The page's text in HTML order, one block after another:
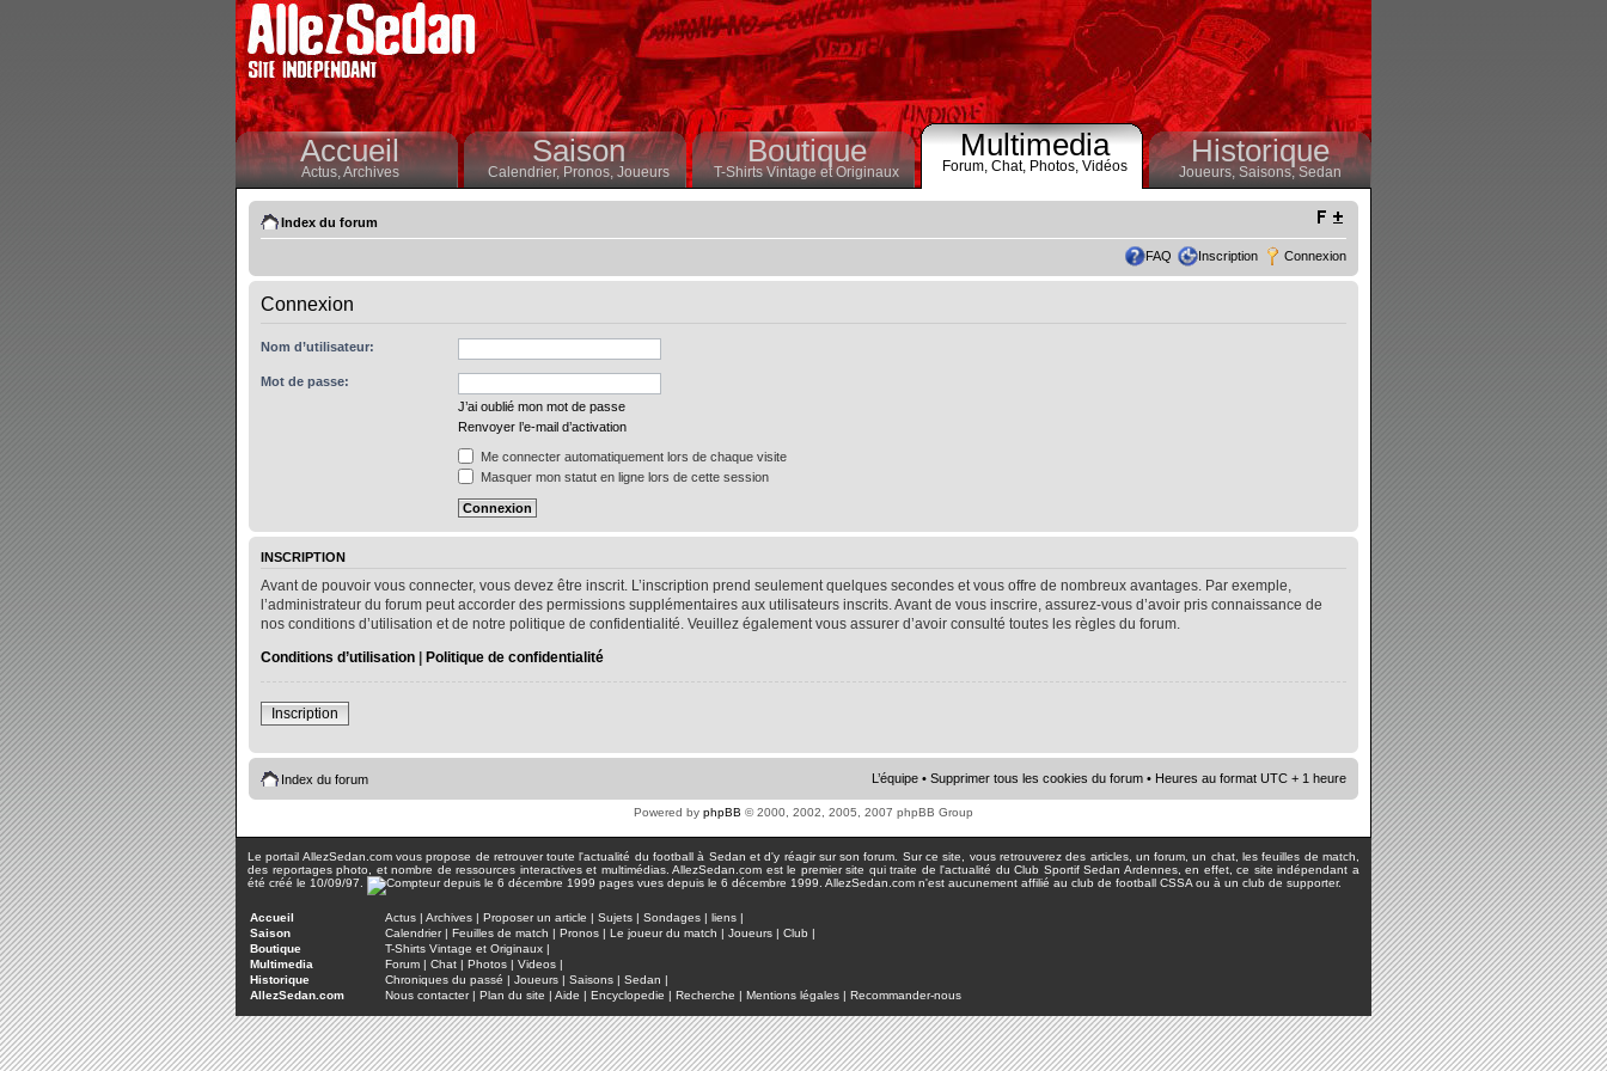
Accueil
Actus,Archives
Saison
Calendrier,Pronos, Joueurs
Boutique
T-Shirts Vintage et Originaux
Multimedia
Forum, Chat, Photos, Vidéos Historique
Joueurs, Saisons,Sedan
Index du forum
FAQ Inscription Connexion
Connexion
Nom d’utilisateur:
Mot de passe:
J’ai oublié mon mot de passe
Renvoyer l’e-mail d’activation
Me connecter automatiquement lors de chaque visite
Masquer mon statut en ligne lors de cette session
INSCRIPTION
Avant de pouvoir vous connecter, vous devez être inscrit. L’inscription prend seulement quelques secondes et vous offre de nombreux avantages. Par exemple,
l’administrateur du forum peut accorder des permissions supplémentaires aux utilisateurs inscrits. Avant de vous inscrire, assurez-vous d’avoir pris connaissance de
nos conditions d’utilisation et de notre politique de confidentialité. Veuillez également vous assurer d’avoir consulté toutes les règles du forum.
Conditions d’utilisation | Politique de confidentialité
Inscription
Index du forum L’équipe • Supprimer tous les cookies du forum • Heures au format UTC + 1 heure
Powered by phpBB © 2000, 2002, 2005, 2007 phpBB Group
Le portail AllezSedan.com vous propose de retrouver toute l'actualité du football à Sedan et d'y réagir sur son forum. Sur ce site, vous retrouverez des articles, un forum, un chat, les feuilles de match,
des reportages photo, et nombre de ressources interactives et multimédias. AllezSedan.com est le premier site qui traite de l'actualité du Club Sportif Sedan Ardennes, en effet, ce site indépendant a
été créé le 10/09/97.
pages vues depuis le 6 décembre 1999. AllezSedan.com n'est aucunement affilié au club de football CSSA ou à un club de supporter.
Accueil Actus | Archives | Proposer un article | Sujets | Sondages | liens |
Saison
Calendrier| Feuilles de match | Pronos | Le joueur du match | Joueurs | Club |
Boutique
T-Shirts Vintage et Originaux |
Multimedia
Forum | Chat | Photos | Videos |
Historique
Chroniques du passé | Joueurs | Saisons | Sedan |
AllezSedan.com
Nous contacter| Plan du site | Aide | Encyclopedie | Recherche | Mentions légales | Recommander-nous